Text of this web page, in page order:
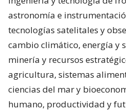
astronomía e
tecnologías satelitales y
cambio climático, energía y
minería y recursos
agricultura, sistemas
ciencias del mar y
humano, productividad y